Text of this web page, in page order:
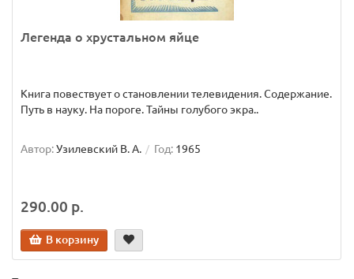
Легенда о хрустальном яйце
Книга повествует о становлении телевидения. Содержание.
Путь в науку. На пороге. Тайны голубого экра..
Автор:Узилевский В. А. Год: 1965
290.00 р.
В корзину